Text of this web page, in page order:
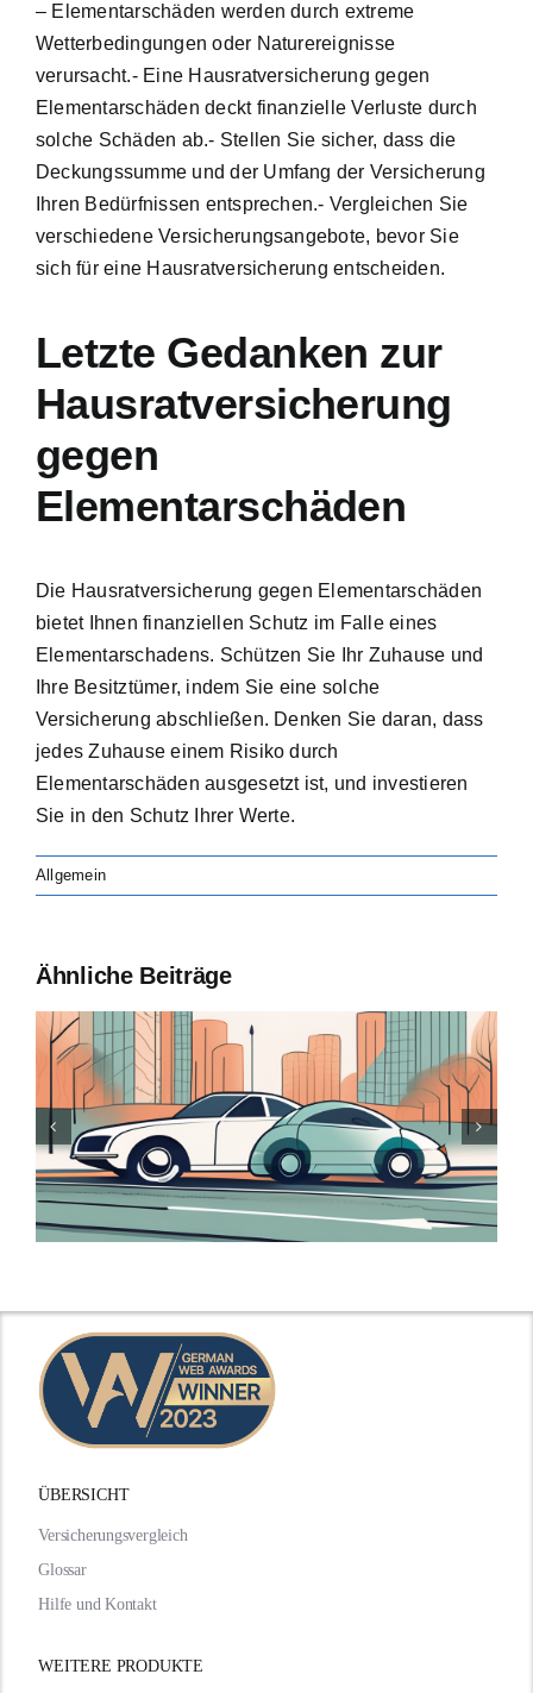
– Elementarschäden werden durch extreme
Wetterbedingungen oder Naturereignisse
verursacht.- Eine Hausratversicherung gegen
Elementarschäden deckt finanzielle Verluste durch
solche Schäden ab.- Stellen Sie sicher, dass die
Deckungssumme und der Umfang der Versicherung
Ihren Bedürfnissen entsprechen.- Vergleichen Sie
verschiedene Versicherungsangebote, bevor Sie
sich für eine Hausratversicherung entscheiden.
Letzte Gedanken zur
Hausratversicherung
gegen
Elementarschäden
Die Hausratversicherung gegen Elementarschäden
bietet Ihnen finanziellen Schutz im Falle eines
Elementarschadens. Schützen Sie Ihr Zuhause und
Ihre Besitztümer, indem Sie eine solche
Versicherung abschließen. Denken Sie daran, dass
jedes Zuhause einem Risiko durch
Elementarschäden ausgesetzt ist, und investieren
Sie in den Schutz Ihrer Werte.
Allgemein
Ähnliche Beiträge
ÜBERSICHT
WEITERE PRODUKTE
Versicherungsvergleich
Glossar
Hilfe und Kontakt